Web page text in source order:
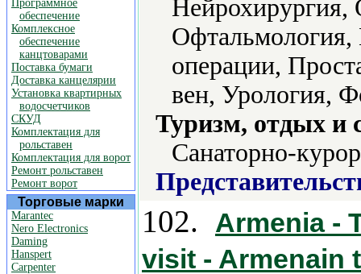
Программное
обеспечение
Комплексное
обеспечение
канцтоварами
Поставка бумаги
Доставка канцелярии
Установка квартирных
водосчетчиков
СКУД
Комплектация для
рольставен
Комплектация для ворот
Ремонт рольставен
Ремонт ворот
Торговые марки
Marantec
Nero Electronics
Daming
Hanspert
Carpenter
Нейрохирургия,
Офтальмология,
операции,
вен, Урология,
Туризм, отдых и
Санаторно-
102.
Armenia -
visit - Armenain